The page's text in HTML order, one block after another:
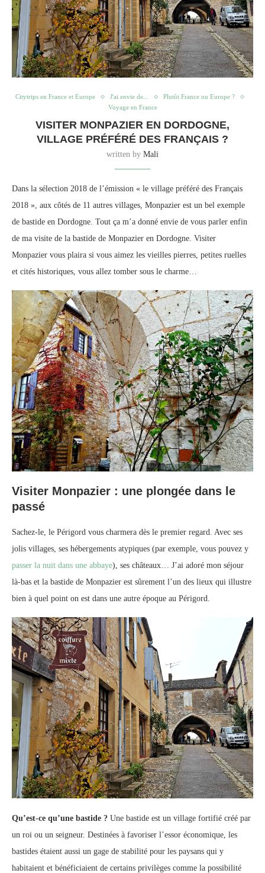
Citytrips en France et Europe J'ai envie de...
Plutôt France ou Europe ?
Voyage en France
VISITER MONPAZIER EN DORDOGNE,
VILLAGE PRÉFÉRÉ DES FRANÇAIS ?
written by Mali
Dans la sélection 2018 de l’émission « le village préféré des Français
2018 », aux côtés de 11 autres villages, Monpazier est un bel exemple
de bastide en Dordogne. Tout ça m’a donné envie de vous parler enfin
de ma visite de la bastide de Monpazier en Dordogne. Visiter
Monpazier vous plaira si vous aimez les vieilles pierres, petites ruelles
et cités historiques, vous allez tomber sous le charme…
Visiter Monpazier : une plongée dans le
passé
Sachez-le, le Périgord vous charmera dès le premier regard. Avec ses
jolis villages, ses hébergements atypiques (par exemple, vous pouvez y
passer la nuit dans une abbaye), ses châteaux… J’ai adoré mon séjour
là-bas et la bastide de Monpazier est sûrement l’un des lieux qui illustre
bien à quel point on est dans une autre époque au Périgord.
Qu’est-ce qu’une bastide ? Une bastide est un village fortifié créé par
un roi ou un seigneur. Destinées à favoriser l’essor économique, les
bastides étaient aussi un gage de stabilité pour les paysans qui y
habitaient et bénéficiaient de certains privilèges comme la possibilité